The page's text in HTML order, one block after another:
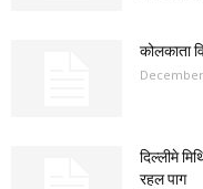
कोलकाता
दिल्लीमे
रहल पाग